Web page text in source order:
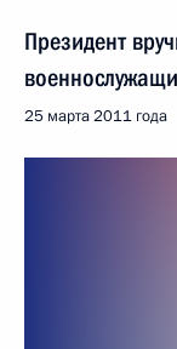
Президент
25 марта 2011 года